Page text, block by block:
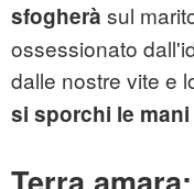
sfogherà sul
ossessionato
dalle nostre vite e
si sporchi le